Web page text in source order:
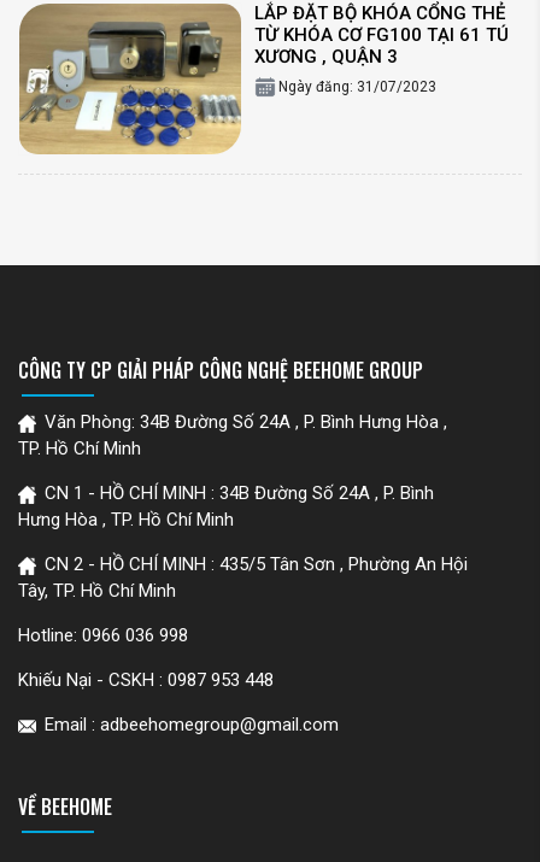
LẮP ĐẶT BỘ KHÓA CỔNG THẺ
TỪ KHÓA CƠ FG100 TẠI 61 TÚ
XƯƠNG , QUẬN 3
Ngày đăng: 31/07/2023
CÔNG TY CP GIẢI PHÁP CÔNG NGHỆ BEEHOME GROUP
Văn Phòng: 34B Đường Số 24A , P. Bình Hưng Hòa ,
TP. Hồ Chí Minh
CN 1 - HỒ CHÍ MINH : 34B Đường Số 24A , P. Bình
Hưng Hòa , TP. Hồ Chí Minh
CN 2 - HỒ CHÍ MINH : 435/5 Tân Sơn , Phường An Hội
Tây, TP. Hồ Chí Minh
Hotline: 0966 036 998
Khiếu Nại - CSKH : 0987 953 448
Email : adbeehomegroup@gmail.com
VỀ BEEHOME